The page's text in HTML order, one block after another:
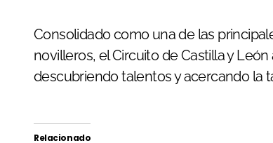
Consolidado como una de las
novilleros, el Circuito de Castilla y
descubriendo talentos y acercando la
Relacionado